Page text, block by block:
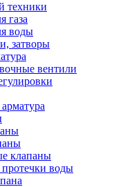
техники
газа
воды
затворы
вентили
клапаны
воды